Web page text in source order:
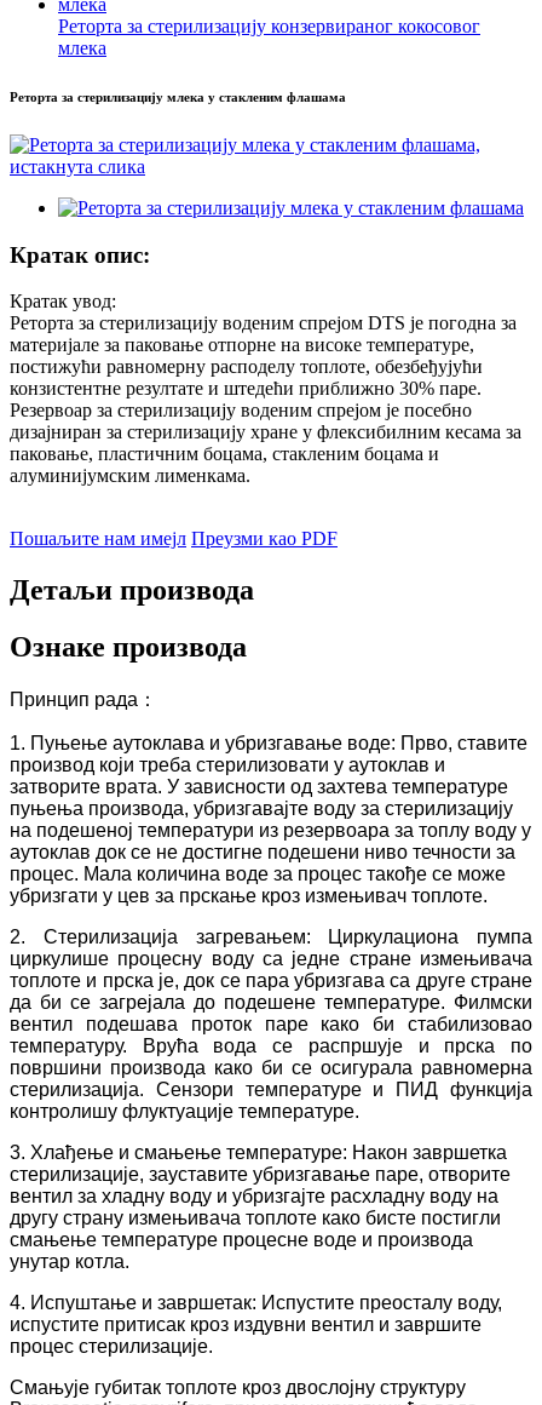
Реторта за стерилизацију конзервираног кокосовог
млека
Реторта за стерилизацију млека у стакленим флашама
Кратак опис:
Кратак увод:
Реторта за стерилизацију воденим спрејом DTS је погодна за
материјале за паковање отпорне на високе температуре,
постижући равномерну расподелу топлоте, обезбеђујући
конзистентне резултате и штедећи приближно 30% паре.
Резервоар за стерилизацију воденим спрејом је посебно
дизајниран за стерилизацију хране у флексибилним кесама за
паковање, пластичним боцама, стакленим боцама и
алуминијумским лименкама.
Пошаљите нам имејл Преузми као PDF
Детаљи производа
Ознаке производа
Принцип рада：
1. Пуњење аутоклава и убризгавање воде: Прво, ставите
производ који треба стерилизовати у аутоклав и
затворите врата. У зависности од захтева температуре
пуњења производа, убризгавајте воду за стерилизацију
на подешеној температури из резервоара за топлу воду у
аутоклав док се не достигне подешени ниво течности за
процес. Мала количина воде за процес такође се може
убризгати у цев за прскање кроз измењивач топлоте.
2. Стерилизација загревањем: Циркулациона пумпа
циркулише процесну воду са једне стране измењивача
топлоте и прска је, док се пара убризгава са друге стране
да би се загрејала до подешене температуре. Филмски
вентил подешава проток паре како би стабилизовао
температуру. Врућа вода се распршује и прска по
површини производа како би се осигурала равномерна
стерилизација. Сензори температуре и ПИД функција
контролишу флуктуације температуре.
3. Хлађење и смањење температуре: Након завршетка
стерилизације, зауставите убризгавање паре, отворите
вентил за хладну воду и убризгајте расхладну воду на
другу страну измењивача топлоте како бисте постигли
смањење температуре процесне воде и производа
унутар котла.
4. Испуштање и завршетак: Испустите преосталу воду,
испустите притисак кроз издувни вентил и завршите
процес стерилизације.
Смањује губитак топлоте кроз двослојну структуру